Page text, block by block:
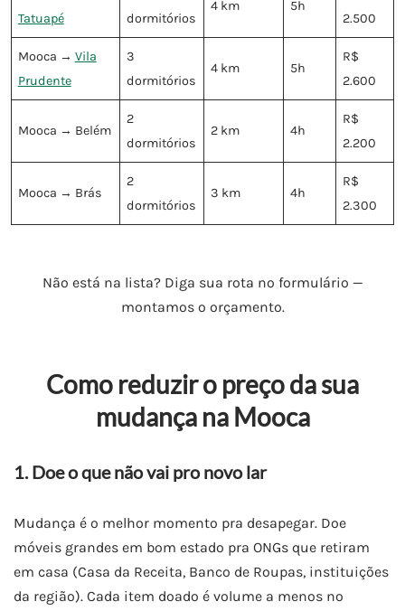
Tatuapé
dormitórios
4 km 5h
2.500
Mooca → Vila
Prudente
3
dormitórios
4 km 5h
R$
2.600
Mooca → Belém
2
dormitórios
2 km 4h
R$
2.200
Mooca → Brás
2
dormitórios
3 km 4h
R$
2.300
Não está na lista? Diga sua rota no formulário —
montamos o orçamento.
Como reduzir o preço da sua
mudança na Mooca
1. Doe o que não vai pro novo lar
Mudança é o melhor momento pra desapegar. Doe
móveis grandes em bom estado pra ONGs que retiram
em casa (Casa da Receita, Banco de Roupas, instituições
da região). Cada item doado é volume a menos no